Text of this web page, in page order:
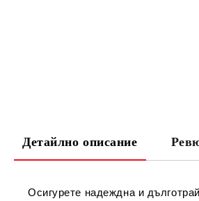
Детайлно описание
Осигурете надеждна и